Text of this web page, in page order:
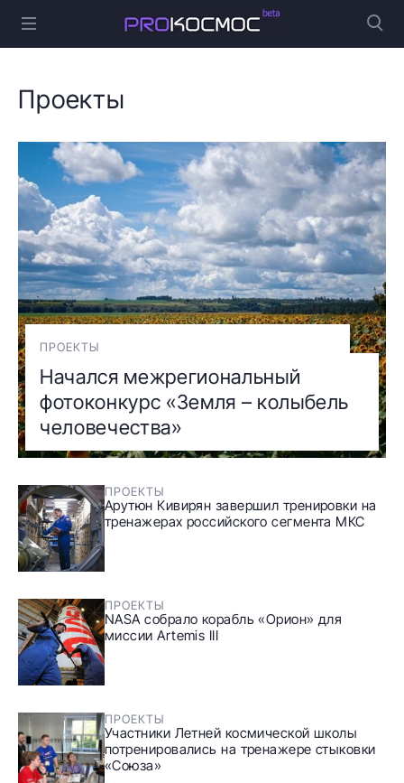
Проекты
ПРОЕКТЫ
Начался межрегиональный
фотоконкурс «Земля – колыбель
человечества»
ПРОЕКТЫ
Арутюн Кивирян завершил тренировки на
тренажерах российского сегмента МКС
ПРОЕКТЫ
NASA собрало корабль «Орион» для
миссии Artemis III
ПРОЕКТЫ
Участники Летней космической школы
потренировались на тренажере стыковки
«Союза»